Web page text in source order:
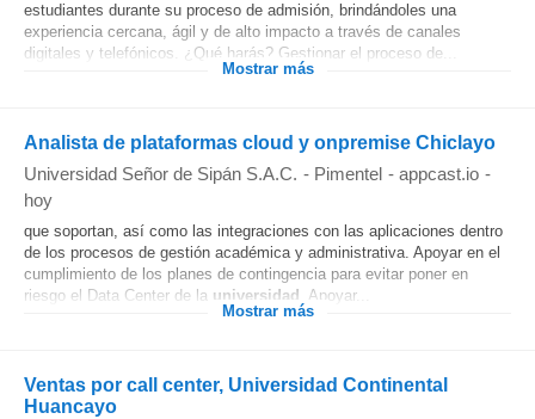
estudiantes durante su proceso de admisión, brindándoles una
experiencia cercana, ágil y de alto impacto a través de canales
digitales y telefónicos. ¿Qué harás? Gestionar el proceso de...
Mostrar más
Analista de plataformas cloud y onpremise Chiclayo
Universidad Señor de Sipán S.A.C. - Pimentel - appcast.io -
hoy
que soportan, así como las integraciones con las aplicaciones dentro
de los procesos de gestión académica y administrativa. Apoyar en el
cumplimiento de los planes de contingencia para evitar poner en
riesgo el Data Center de la universidad . Apoyar...
Mostrar más
Ventas por call center, Universidad Continental
Huancayo